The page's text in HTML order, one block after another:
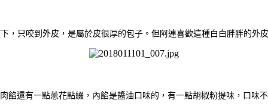
，只咬到外皮，是屬於皮很厚的包子。 但阿連喜歡這種白白胖胖的外皮
餡還有一點蔥花點綴， 內餡是醬油口味的，有一點胡椒粉提味，口味